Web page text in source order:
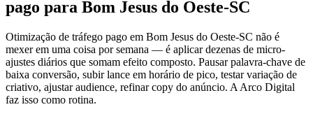
pago para Bom Jesus do Oeste-SC
Otimização de tráfego pago em Bom Jesus do Oeste-SC não é
mexer em uma coisa por semana — é aplicar dezenas de micro-
ajustes diários que somam efeito composto. Pausar palavra-chave de
baixa conversão, subir lance em horário de pico, testar variação de
criativo, ajustar audience, refinar copy do anúncio. A Arco Digital
faz isso como rotina.